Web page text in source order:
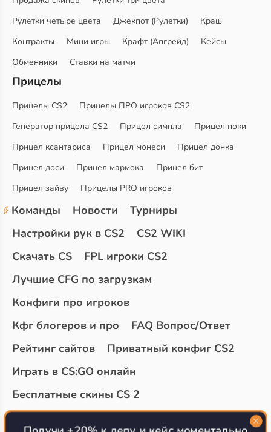
Рулетки четыре цвета
Джекпот (Рулетки)
Краш
Контракты
Мини игры Крафт (Апгрейд)
Кейсы
Обменники
Ставки на матчи
Прицелы
Прицелы CS2
Прицелы ПРО игроков CS2
Генератор прицела CS2
Прицел симпла
Прицел поки
Прицел ксантариса
Прицел монеси
Прицел донка
Прицел доси
Прицел мармока
Прицел бит
Прицел зайву
Прицелы PRO игроков
Команды Новости
Турниры
Настройки рук в CS2
CS2 WIKI
Скачать CS
FPL игроки CS2
Лучшие CFG по загрузкам
Конфиги про игроков
Кфг блогеров и про
FAQ Вопрос/Ответ
Рейтинг сайтов
Приватный конфиг CS2
Играть в CS:GO онлайн
Бесплатные скины CS 2
Топ сайтов с халявой КС 2
О проекте